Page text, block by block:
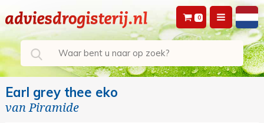
0
Earl grey thee eko
vanPiramide